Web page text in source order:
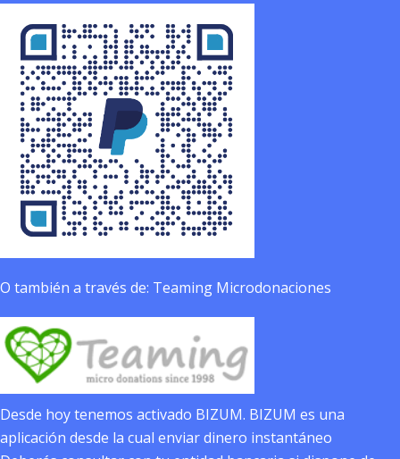
O también a través de: Teaming Microdonaciones
Desde hoy tenemos activado BIZUM. BIZUM es una
aplicación desde la cual enviar dinero instantáneo